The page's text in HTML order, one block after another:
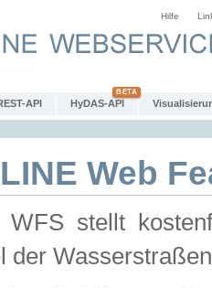
Hilfe
API HyDAS-API
Web
WFS stellt
der